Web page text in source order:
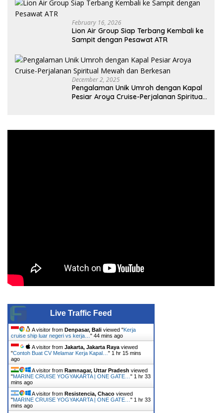
February 16, 2026
Lion Air Group Siap Terbang Kembali ke
Sampit dengan Pesawat ATR
December 2, 2025
Pengalaman Unik Umroh dengan Kapal
Pesiar Aroya Cruise-Perjalanan Spiritual
Live Traffic Feed
A visitor from Denpasar, Bali viewed "Kerja
cruise ship luar negeri vs kerja… " 44 mins ago
A visitor from Jakarta, Jakarta Raya viewed
"Contoh Buat CV Melamar Kerja Kapal… " 1 hr 15 mins
ago
A visitor from Ramnagar, Uttar Pradesh viewed
"MARINE CRUISE YOGYAKARTA | ONE GATE… " 1 hr 33
mins ago
A visitor from Resistencia, Chaco viewed
"MARINE CRUISE YOGYAKARTA | ONE GATE… " 1 hr 33
mins ago